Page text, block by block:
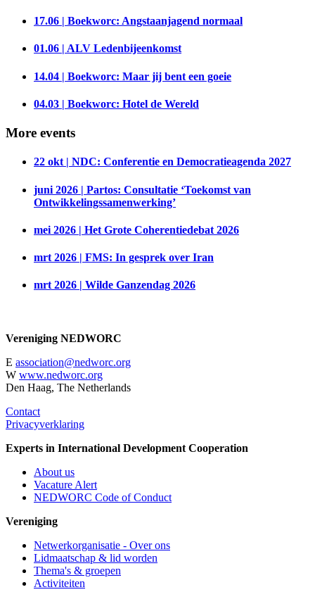
17.06 | Boekworc: Angstaanjagend normaal
01.06 | ALV Ledenbijeenkomst
14.04 | Boekworc: Maar jij bent een goeie
04.03 | Boekworc: Hotel de Wereld
More events
22 okt | NDC: Conferentie en Democratieagenda 2027
juni 2026 | Partos: Consultatie ‘Toekomst van
Ontwikkelingssamenwerking’
mei 2026 | Het Grote Coherentiedebat 2026
mrt 2026 | FMS: In gesprek over Iran
mrt 2026 | Wilde Ganzendag 2026
Vereniging NEDWORC
E association@nedworc.org
W www.nedworc.org
Den Haag, The Netherlands
Contact
Privacyverklaring
Experts in International Development Cooperation
About us
Vacature Alert
NEDWORC Code of Conduct
Vereniging
Netwerkorganisatie - Over ons
Lidmaatschap & lid worden
Thema's & groepen
Activiteiten